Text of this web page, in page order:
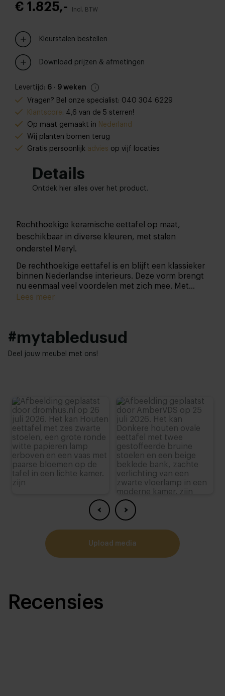
€ 1.825,- Incl. BTW
Kleurstalen bestellen
Download prijzen & afmetingen
Levertijd: 6 - 9 weken
Vragen? Bel onze specialist: 040 304 6229
Klantscore: 4,6 van de 5 sterren!
Op maat gemaakt in Nederland
Wij planten bomen terug
Gratis persoonlijk advies op vijf locaties
Details
Ontdek hier alles over het product.
Rechthoekige keramische eettafel op maat,
beschikbaar in diverse kleuren, met stalen
onderstel Meryl.
De rechthoekige eettafel is en blijft een klassieker
binnen Nederlandse interieurs. Deze vorm brengt
nu eenmaal veel voordelen met zich mee. Met
deze stijlvolle eettafel haal je niet alleen design,
schitterend in ieder interieur. Niet te vergeten, we
maken de tafel speciaal voor jou op maat!
Lees meer
#mytabledusud
Deel jouw meubel met ons!
upload media
Recensies